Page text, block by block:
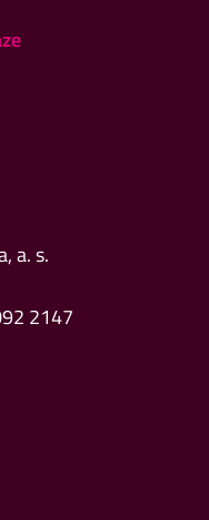
a. s.
2147